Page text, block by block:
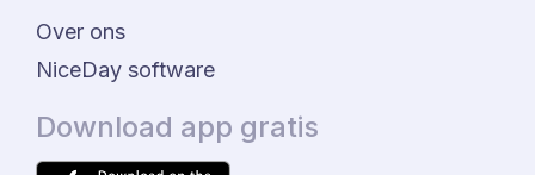
Over ons
NiceDay software
Download app gratis